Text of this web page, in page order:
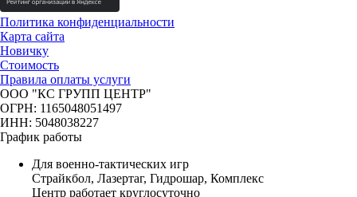
Политика конфиденциальности
Карта сайта
Новичку
Стоимость
Правила оплаты услуги
ООО "КС ГРУПП ЦЕНТР"
ОГРН: 1165048051497
ИНН: 5048038227
График работы
Для военно-тактических игр
Страйкбол, Лазертаг, Гидрошар, Комплекс
Центр работает круглосуточно